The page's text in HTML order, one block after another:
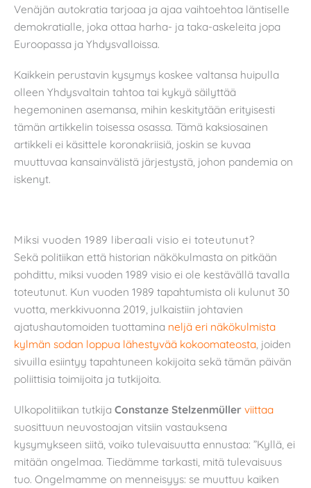
Venäjän autokratia tarjoaa ja ajaa vaihtoehtoa läntiselle
demokratialle, joka ottaa harha- ja taka-askeleita jopa
Euroopassa ja Yhdysvalloissa.
Kaikkein perustavin kysymys koskee valtansa huipulla
olleen Yhdysvaltain tahtoa tai kykyä säilyttää
hegemoninen asemansa, mihin keskitytään erityisesti
tämän artikkelin toisessa osassa. Tämä kaksiosainen
artikkeli ei käsittele koronakriisiä, joskin se kuvaa
muuttuvaa kansainvälistä järjestystä, johon pandemia on
iskenyt.
Miksi vuoden 1989 liberaali visio ei toteutunut?
Sekä politiikan että historian näkökulmasta on pitkään
pohdittu, miksi vuoden 1989 visio ei ole kestävällä tavalla
toteutunut. Kun vuoden 1989 tapahtumista oli kulunut 30
vuotta, merkkivuonna 2019, julkaistiin johtavien
ajatushautomoiden tuottamina neljä eri näkökulmista
kylmän sodan loppua lähestyvää kokoomateosta, joiden
sivuilla esiintyy tapahtuneen kokijoita sekä tämän päivän
poliittisia toimijoita ja tutkijoita.
Ulkopolitiikan tutkija Constanze Stelzenmüller viittaa
suosittuun neuvostoajan vitsiin vastauksena
kysymykseen siitä, voiko tulevaisuutta ennustaa: ”Kyllä, ei
mitään ongelmaa. Tiedämme tarkasti, mitä tulevaisuus
tuo. Ongelmamme on menneisyys: se muuttuu kaiken